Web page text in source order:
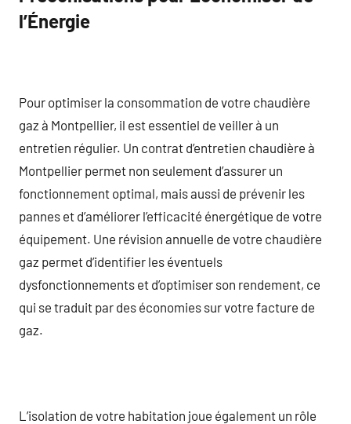
l’Énergie
Pour optimiser la consommation de votre chaudière
gaz à Montpellier, il est essentiel de veiller à un
entretien régulier. Un contrat d’entretien chaudière à
Montpellier permet non seulement d’assurer un
fonctionnement optimal, mais aussi de prévenir les
pannes et d’améliorer l’efficacité énergétique de votre
équipement. Une révision annuelle de votre chaudière
gaz permet d’identifier les éventuels
dysfonctionnements et d’optimiser son rendement, ce
qui se traduit par des économies sur votre facture de
gaz.
L’isolation de votre habitation joue également un rôle